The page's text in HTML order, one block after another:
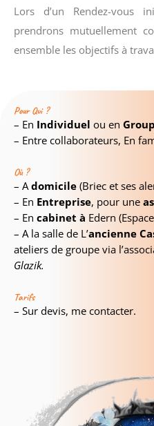
Lors d’un Rendez-vous
prendrons mutuellement
ensemble les objectifs à
Pour Qui ?
– En Individuel ou en
– Entre collaborateurs, En
Où ?
– Adomicile (Briec et ses
– En Entreprise, pour une
– En cabinet à Edern
– A la salle de L’ancienne
ateliers de groupe via
Glazik.
Tarifs
– Sur devis, me contacter.